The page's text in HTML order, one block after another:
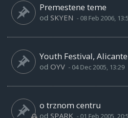
Premestene teme
od SKYEN - 08 Feb 2006,
Youth Festival,
od OYV - 04 Dec 2005, 13:29
o trznom centru
od SPARK - 01 Feb 2005,